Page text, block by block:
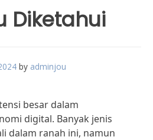
Diketahui
by adminjou
besar dalam
digital. Banyak jenis
dalam ranah ini, namun